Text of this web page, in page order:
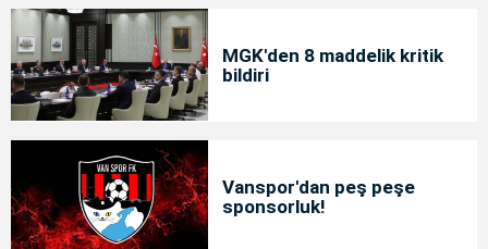
MGK'den 8 maddelik kritik
bildiri
Vanspor'dan peş peşe
sponsorluk!